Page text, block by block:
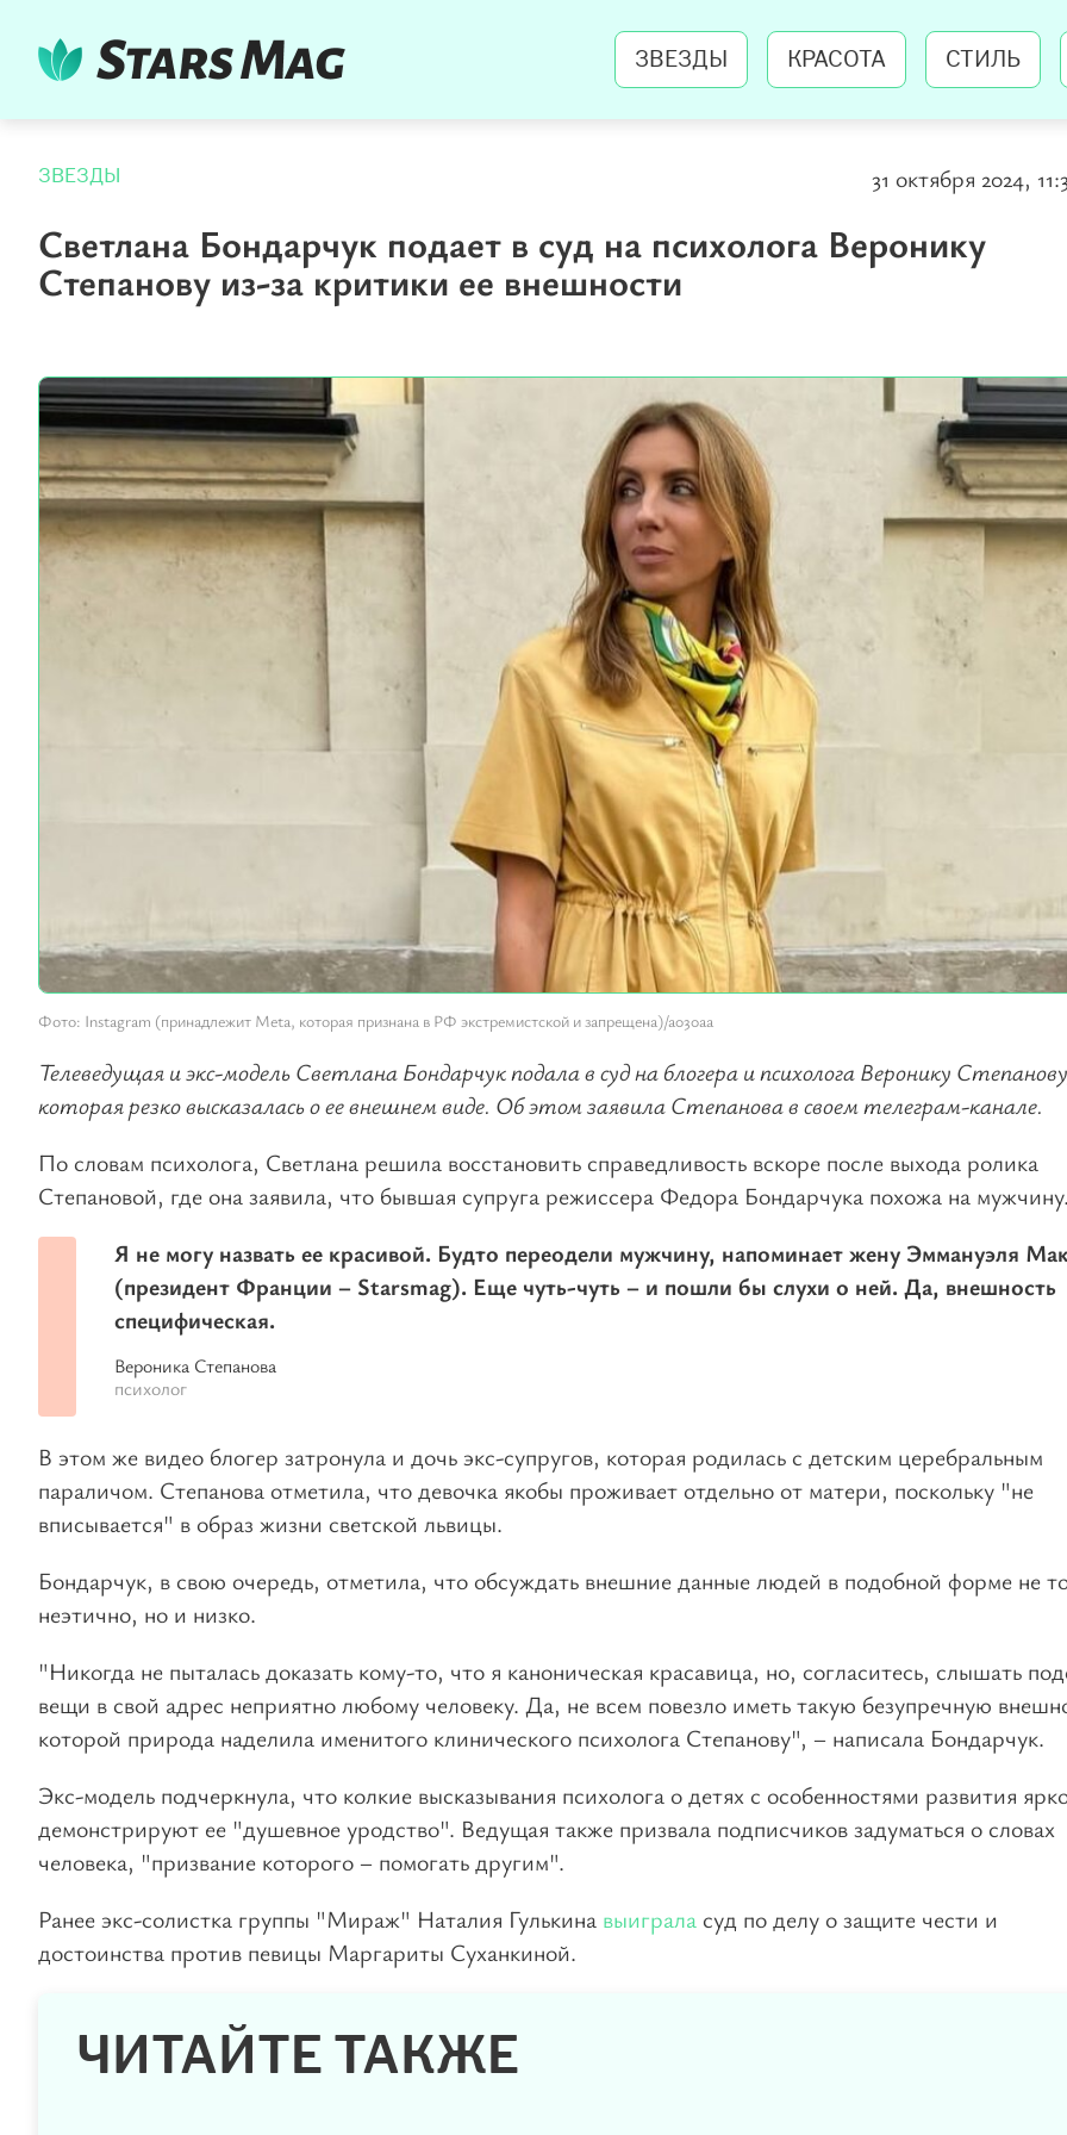
ЗВЕЗДЫ КРАСОТА СТИЛЬ
ЗВЕЗДЫ 31 октября 2024,
Светлана Бондарчук подает в суд на психолога Веронику
Степанову из-за критики ее внешности
Фото: Instagram (принадлежит Meta, которая признана в РФ экстремистской и запрещена)/a030aa
Телеведущая и экс-модель Светлана Бондарчук подала в суд на блогера и психолога Веронику
которая резко высказалась о ее внешнем виде. Об этом заявила Степанова в своем телеграм-канале.
По словам психолога, Светлана решила восстановить справедливость вскоре после выхода ролика
Степановой, где она заявила, что бывшая супруга режиссера Федора Бондарчука похожа на мужчину.
Я не могу назвать ее красивой. Будто переодели мужчину, напоминает жену Эммануэля
(президент Франции – Starsmag). Еще чуть-чуть – и пошли бы слухи о ней. Да, внешность
специфическая.
Вероника Степанова
психолог
В этом же видео блогер затронула и дочь экс-супругов, которая родилась с детским церебральным
параличом. Степанова отметила, что девочка якобы проживает отдельно от матери, поскольку "не
вписывается" в образ жизни светской львицы.
Бондарчук, в свою очередь, отметила, что обсуждать внешние данные людей в подобной форме не
неэтично, но и низко.
"Никогда не пыталась доказать кому-то, что я каноническая красавица, но, согласитесь, слышать
вещи в свой адрес неприятно любому человеку. Да, не всем повезло иметь такую безупречную
которой природа наделила именитого клинического психолога Степанову", – написала Бондарчук.
Экс-модель подчеркнула, что колкие высказывания психолога о детях с особенностями развития
демонстрируют ее "душевное уродство". Ведущая также призвала подписчиков задуматься о словах
человека, "призвание которого – помогать другим".
Ранее экс-солистка группы "Мираж" Наталия Гулькина выиграла суд по делу о защите чести и
достоинства против певицы Маргариты Суханкиной.
ЧИТАЙТЕ ТАКЖЕ